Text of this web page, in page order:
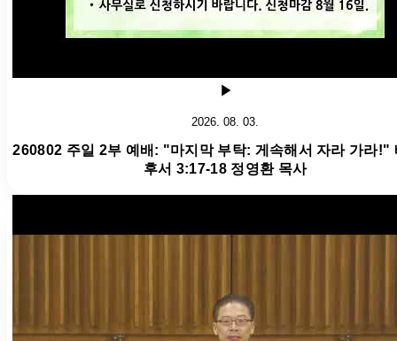
2026. 08. 03.
260802 주일 2부 예배: "마지막 부탁: 게속해서 자라 가라!"
후서 3:17-18 정영환 목사